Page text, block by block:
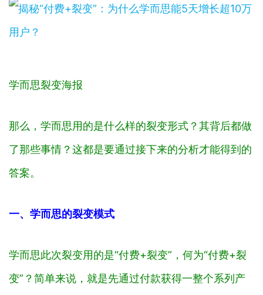
学而思裂变海报
那么，学而思用的是什么样的裂变形式？其背后都做
了那些事情？这都是要通过接下来的分析才能得到的
答案。
一、学而思的裂变模式
学而思此次裂变用的是“付费+裂变”，何为“付费+裂
变”？简单来说，就是先通过付款获得一整个系列产